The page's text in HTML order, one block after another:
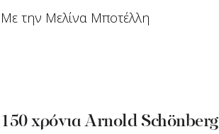
Mε την Μελίνα Μποτέλλη
150 χρόνια Arnold Schönberg